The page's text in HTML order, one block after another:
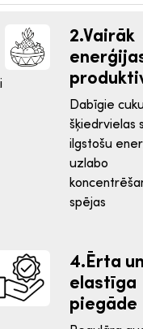
2.Vairāk
Dabīgie
šķiedrvielas
ilgstošu
uzlabo
spējas
4.Ērta un
elastīga
piegāde